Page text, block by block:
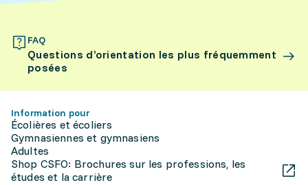
FAQ
Questions d’orientation les plus fréquemment
posées
Information pour
Écolières et écoliers
Gymnasiennes et gymnasiens
Adultes
Shop CSFO: Brochures sur les professions, les
études et la carrière